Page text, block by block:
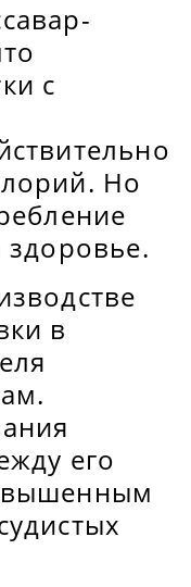
с
Но
здоровье.
в
его